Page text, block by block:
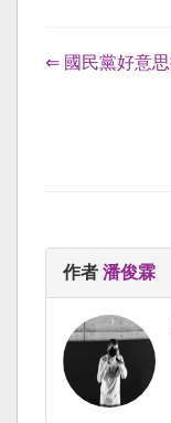
⇐ 國民黨好意
作者 潘俊霖